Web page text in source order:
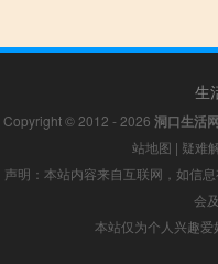
生
Copyright © 2012 - 2026 洞口生活网
站地图 | 疑难
声明：本站内容来自互联网，如信
会
本站仅为个人兴趣